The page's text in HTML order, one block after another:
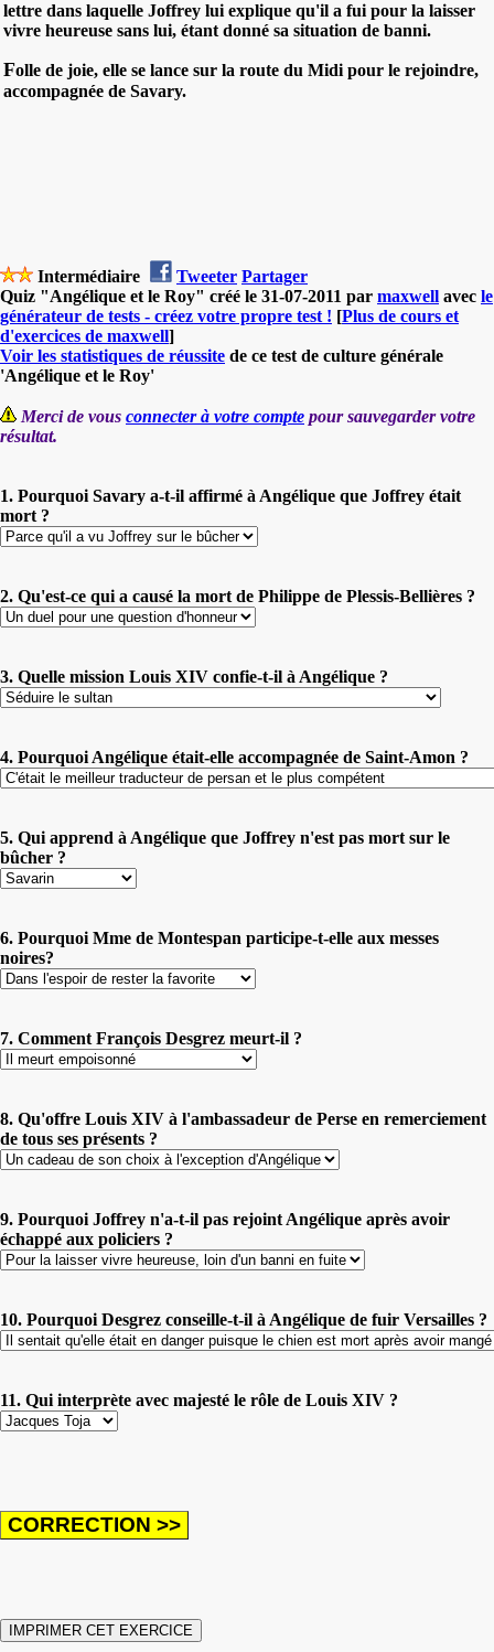
lettre dans laquelle Joffrey lui explique qu'il a fui pour la laisser
vivre heureuse sans lui, étant donné sa situation de banni.
Folle de joie, elle se lance sur la route du Midi pour le rejoindre,
accompagnée de Savary.
Intermédiaire Tweeter Partager
Quiz "Angélique et le Roy" créé le 31-07-2011 par maxwell avec le
générateur de tests - créez votre propre test ! [Plus de cours et
d'exercices de maxwell]
Voir les statistiques de réussite de ce test de culture générale
'Angélique et le Roy'
Merci de vous connecter à votre compte pour sauvegarder votre
résultat.
1. Pourquoi Savary a-t-il affirmé à Angélique que Joffrey était
mort ?
2. Qu'est-ce qui a causé la mort de Philippe de Plessis-Bellières ?
3. Quelle mission Louis XIV confie-t-il à Angélique ?
4. Pourquoi Angélique était-elle accompagnée de Saint-Amon ?
5. Qui apprend à Angélique que Joffrey n'est pas mort sur le
bûcher ?
6. Pourquoi Mme de Montespan participe-t-elle aux messes
noires?
7. Comment François Desgrez meurt-il ?
8. Qu'offre Louis XIV à l'ambassadeur de Perse en remerciement
de tous ses présents ?
9. Pourquoi Joffrey n'a-t-il pas rejoint Angélique après avoir
échappé aux policiers ?
10. Pourquoi Desgrez conseille-t-il à Angélique de fuir Versailles ?
11. Qui interprète avec majesté le rôle de Louis XIV ?